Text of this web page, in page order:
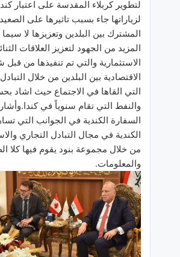
لتطوير كربلاء المقدسة على اعتبار
لزياراتها جاء بسبب تاثيرها على
المشترك بين البلدين وتعزيزها لا
المزيد من الجهود لتعزيز العلاقات
الاستثمارية والتي تم تنفيذها من
الاقتصادية بين البلدين من خلال
التي القاها في الاجتماع حيث اشاد
والنفط التي تقام سنوياً في
السفارة الكندية في الجوانب التي
الكندية في مجال التبادل التجاري
من خلال مجموعة بنود يقوم فيها كلا
والمعلومات.